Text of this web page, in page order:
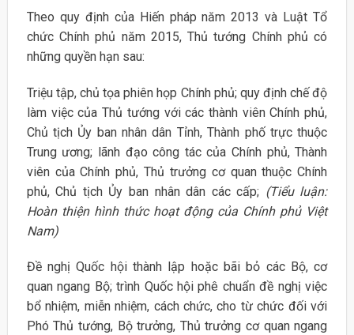
Theo quy định của Hiến pháp năm 2013 và Luật Tổ
chức Chính phủ năm 2015, Thủ tướng Chính phủ có
những quyền hạn sau:
Triệu tập, chủ tọa phiên họp Chính phủ; quy định chế độ
làm việc của Thủ tướng với các thành viên Chính phủ,
Chủ tịch Ủy ban nhân dân Tỉnh, Thành phố trực thuộc
Trung ương; lãnh đạo công tác của Chính phủ, Thành
viên của Chính phủ, Thủ trưởng cơ quan thuộc Chính
phủ, Chủ tịch Ủy ban nhân dân các cấp; (Tiểu luận:
Hoàn thiện hình thức hoạt động của Chính phủ Việt
Nam)
Đề nghị Quốc hội thành lập hoặc bãi bỏ các Bộ, cơ
quan ngang Bộ; trình Quốc hội phê chuẩn đề nghị việc
bổ nhiệm, miễn nhiệm, cách chức, cho từ chức đối với
Phó Thủ tướng, Bộ trưởng, Thủ trưởng cơ quan ngang